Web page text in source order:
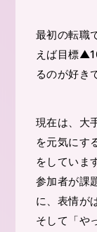
最初の転職
えば目標
るのが好き
現在は、大
を元気にす
をしていま
参加者が課
に、表情が
そして「や